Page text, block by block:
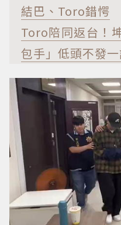
結巴、Toro錯愕
Toro陪同返台！
包手」低頭不發